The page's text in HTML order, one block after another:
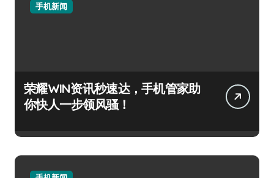
手机新闻
荣耀WIN资讯秒速达，手机管家助
你快人一步领风骚！